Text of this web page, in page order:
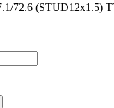
72.6 (STUD12x1.5)